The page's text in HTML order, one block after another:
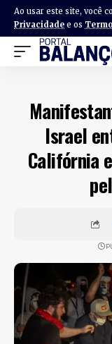
Ao usar este site, você
Privacidade e os
Israel
Califórnia